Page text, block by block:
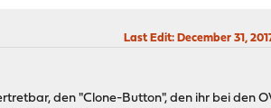
Last Edit: December 31,
den "Clone-Button", den ihr bei den